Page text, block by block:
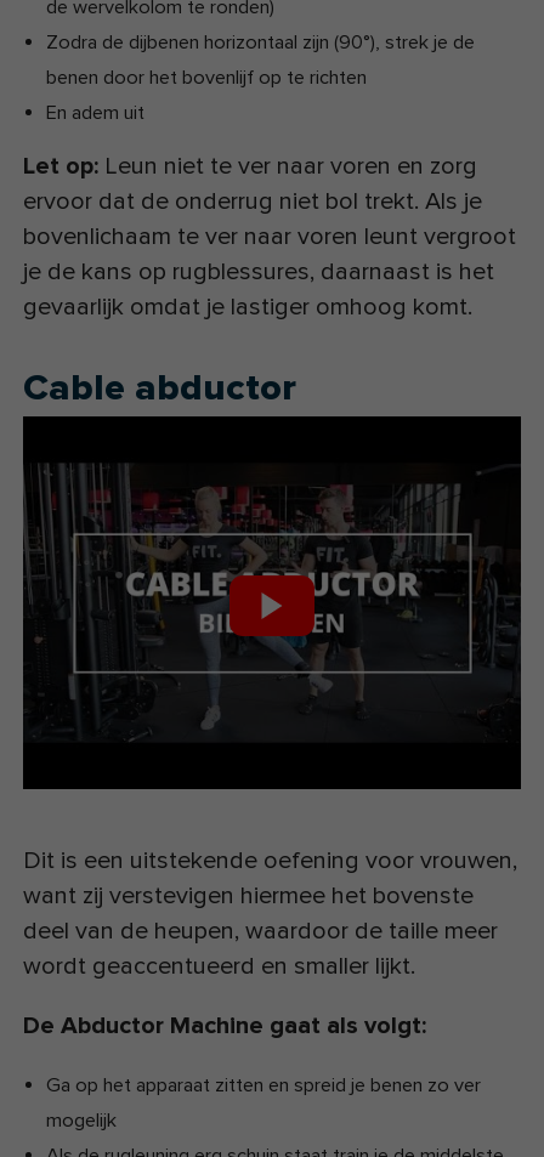
de wervelkolom te ronden)
Zodra de dijbenen horizontaal zijn (90°), strek je de
benen door het bovenlijf op te richten
En adem uit
Let op: Leun niet te ver naar voren en zorg
ervoor dat de onderrug niet bol trekt. Als je
bovenlichaam te ver naar voren leunt vergroot
je de kans op rugblessures, daarnaast is het
gevaarlijk omdat je lastiger omhoog komt.
Cable abductor
Dit is een uitstekende oefening voor vrouwen,
want zij verstevigen hiermee het bovenste
deel van de heupen, waardoor de taille meer
wordt geaccentueerd en smaller lijkt.
De Abductor Machine gaat als volgt:
Ga op het apparaat zitten en spreid je benen zo ver
mogelijk